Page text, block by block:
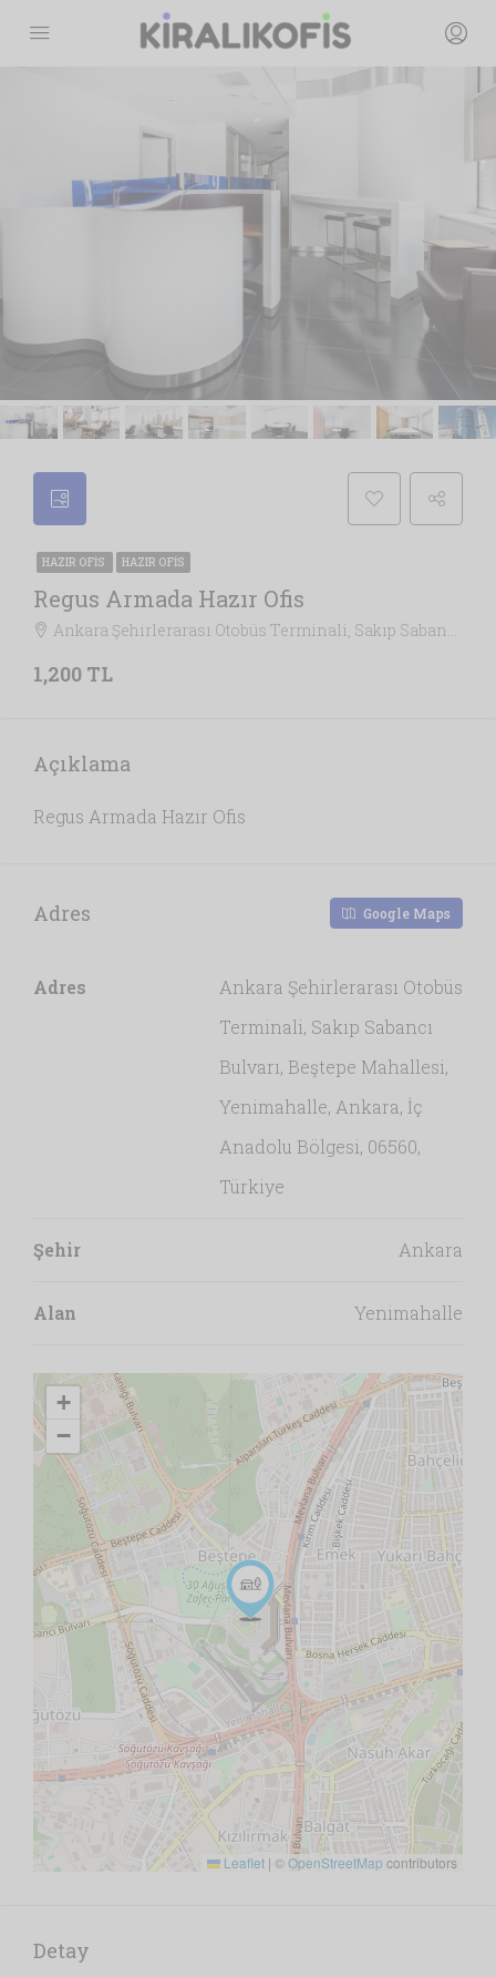
HAZIR OFIS HAZIR OFIS
Regus Armada Hazır Ofis
Ankara Şehirlerarası Otobüs Terminali, Sakıp Sabancı Bulvarı, Beştepe Mahallesi, Yenimahalle, Ankara, İç Anadolu Bölgesi, 06560, Türkiye, Ankara
1,200 TL
Açıklama
Regus Armada Hazır Ofis
Adres Google Maps
Adres
Ankara Şehirlerarası Otobüs
Terminali, Sakıp Sabancı
Bulvarı, Beştepe Mahallesi,
Yenimahalle, Ankara, İç
Anadolu Bölgesi, 06560,
Türkiye
Şehir Ankara
Alan Yenimahalle
+
−
Leaflet | ©OpenStreetMap contributors
Detay